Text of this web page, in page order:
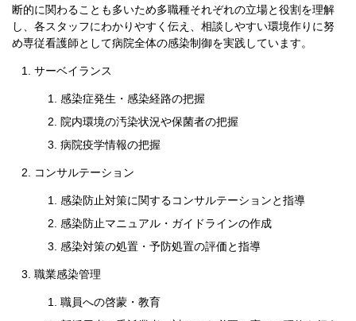
断的に関わることも多いため多職種それぞれの立場と役割を理解
し、各スタッフにわかりやすく伝え、相談しやすい環境作りに努
め専従看護師として病院全体の感染制御を実践しています。
サーベイランス
感染症発生・感染経路の把握
院内環境の汚染状況や保菌者の把握
病院疫学情報の把握
コンサルテーション
感染防止対策に関するコンサルテーションと指導
感染防止マニュアル・ガイドラインの作成
感染対策の処置・予防処置の評価と指導
職業感染管理
職員への啓蒙・教育